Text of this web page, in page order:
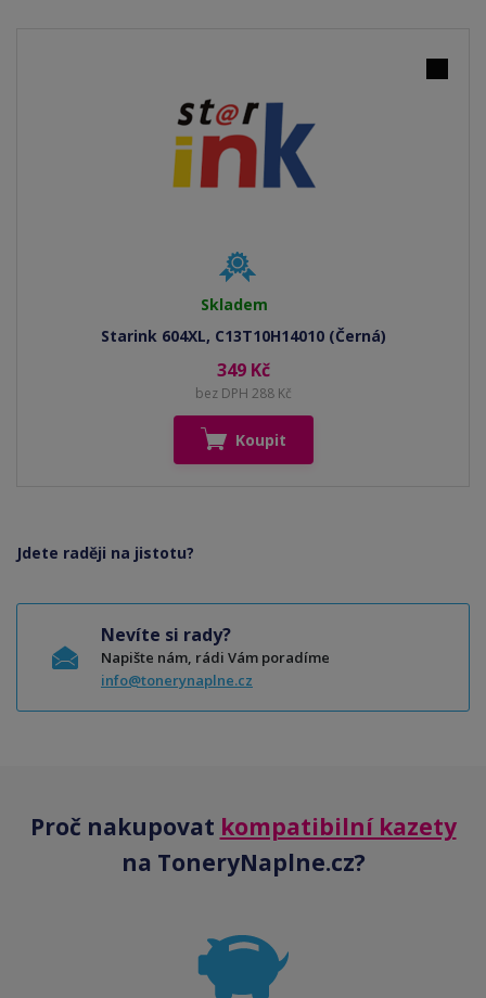
Skladem
Starink 604XL, C13T10H14010 (Černá)
349 Kč
bez DPH 288 Kč
Koupit
Jdete raději na jistotu?
Nevíte si rady?
Napište nám, rádi Vám poradíme
info@tonerynaplne.cz
Proč nakupovat kompatibilní kazety
na ToneryNaplne.cz?